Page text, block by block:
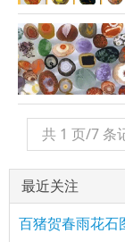
共 1 页/7 条
最近关注
百猪贺春雨花石